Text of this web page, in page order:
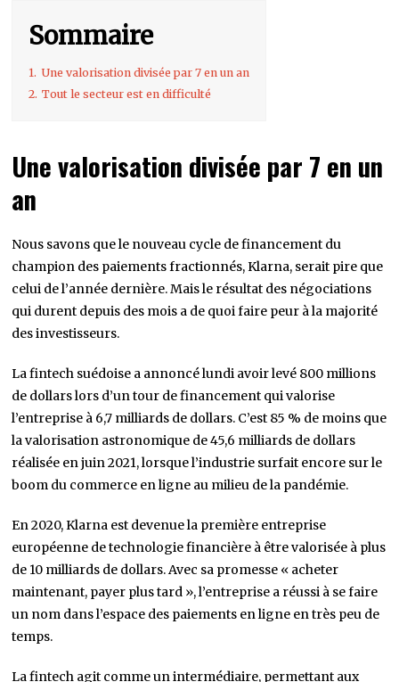
Sommaire
1. Une valorisation divisée par 7 en un an
2. Tout le secteur est en difficulté
Une valorisation divisée par 7 en un
an
Nous savons que le nouveau cycle de financement du
champion des paiements fractionnés, Klarna, serait pire que
celui de l’année dernière. Mais le résultat des négociations
qui durent depuis des mois a de quoi faire peur à la majorité
des investisseurs.
La fintech suédoise a annoncé lundi avoir levé 800 millions
de dollars lors d’un tour de financement qui valorise
l’entreprise à 6,7 milliards de dollars. C’est 85 % de moins que
la valorisation astronomique de 45,6 milliards de dollars
réalisée en juin 2021, lorsque l’industrie surfait encore sur le
boom du commerce en ligne au milieu de la pandémie.
En 2020, Klarna est devenue la première entreprise
européenne de technologie financière à être valorisée à plus
de 10 milliards de dollars. Avec sa promesse « acheter
maintenant, payer plus tard », l’entreprise a réussi à se faire
un nom dans l’espace des paiements en ligne en très peu de
temps.
La fintech agit comme un intermédiaire, permettant aux